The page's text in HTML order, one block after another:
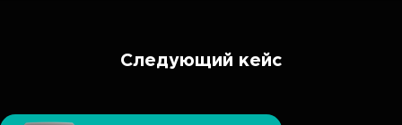
Следующий кейс